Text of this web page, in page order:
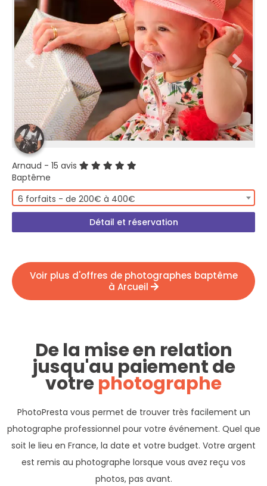
Arnaud - 15 avis
Baptême
6 forfaits - de 200€ à 400€
Détail et réservation
Voir plus d'offres de photographes baptême
à Arcueil
De la mise en relation
jusqu'au paiement de
votrephotographe
PhotoPresta vous permet de trouver très facilement un
photographe professionnel pour votre événement. Quel que
soit le lieu en France, la date et votre budget. Votre argent
est remis au photographe lorsque vous avez reçu vos
photos, pas avant.